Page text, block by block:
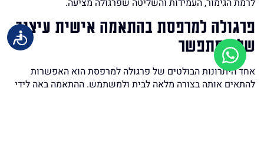
לרמת הגימור, העמידות והשליטה שפרגולה מציעה.
פרגולה למרפסת בהתאמה אישית עיצוב
שלא מתפשר
אחד היתרונות הבולטים של פרגולה למרפסת הוא האפשרות
להתאים אותה בצורה מלאה לבית ולמשתמש. ההתאמה באה לידי